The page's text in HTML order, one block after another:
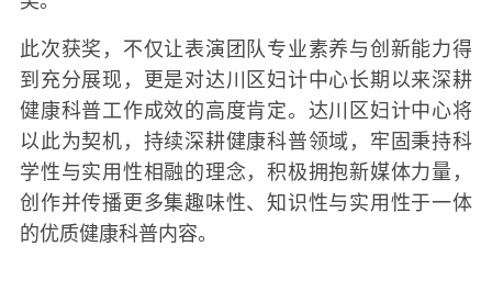
此次获奖，不仅让表演团队专业素养与创新能力得
到充分展现，更是对达川区妇计中心长期以来深耕
健康科普工作成效的高度肯定。达川区妇计中心将
以此为契机，持续深耕健康科普领域，牢固秉持科
学性与实用性相融的理念，积极拥抱新媒体力量，
创作并传播更多集趣味性、知识性与实用性于一体
的优质健康科普内容。